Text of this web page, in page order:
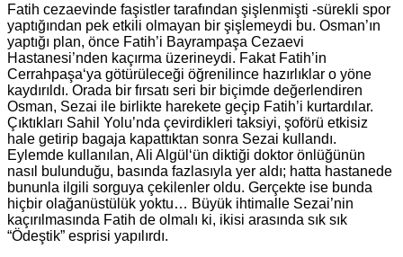
Fatih cezaevinde faşistler tarafından şişlenmişti -sürekli spor
yaptığından pek etkili olmayan bir şişlemeydi bu. Osman’ın
yaptığı plan, önce Fatih’i Bayrampaşa Cezaevi
Hastanesi’nden kaçırma üzerineydi. Fakat Fatih’in
Cerrahpaşa‘ya götürüleceği öğrenilince hazırlıklar o yöne
kaydırıldı. Orada bir fırsatı seri bir biçimde değerlendiren
Osman, Sezai ile birlikte harekete geçip Fatih’i kurtardılar.
Çıktıkları Sahil Yolu’nda çevirdikleri taksiyi, şoförü etkisiz
hale getirip bagaja kapattıktan sonra Sezai kullandı.
Eylemde kullanılan, Ali Algül‘ün diktiği doktor önlüğünün
nasıl bulunduğu, basında fazlasıyla yer aldı; hatta hastanede
bununla ilgili sorguya çekilenler oldu. Gerçekte ise bunda
hiçbir olağanüstülük yoktu… Büyük ihtimalle Sezai’nin
kaçırılmasında Fatih de olmalı ki, ikisi arasında sık sık
“Ödeştik” esprisi yapılırdı.